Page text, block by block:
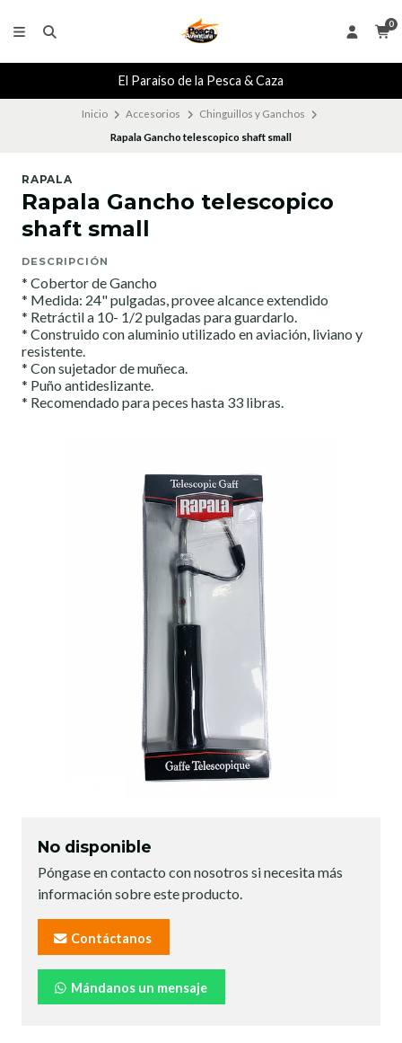
0
El Paraiso de la Pesca & Caza
Inicio Accesorios
Chinguillos y Ganchos
Rapala Gancho telescopico shaft small
RAPALA
Rapala Gancho telescopico
shaft small
DESCRIPCIÓN
* Cobertor de Gancho
* Medida: 24" pulgadas, provee alcance extendido
* Retráctil a 10- 1/2 pulgadas para guardarlo.
* Construido con aluminio utilizado en aviación, liviano y
resistente.
* Con sujetador de muñeca.
* Puño antideslizante.
* Recomendado para peces hasta 33 libras.
No disponible
Póngase en contacto con nosotros si necesita más
información sobre este producto.
Contáctanos
Mándanos un mensaje